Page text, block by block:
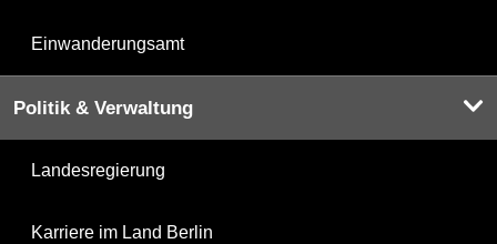
Einwanderungsamt
Politik & Verwaltung
Landesregierung
Karriere im Land Berlin